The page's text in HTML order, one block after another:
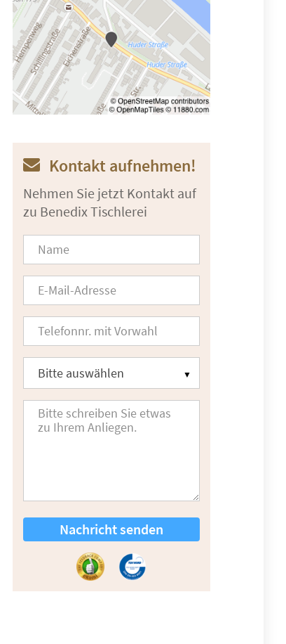
Kontakt aufnehmen!
Nehmen Sie jetzt Kontakt auf
zu Benedix Tischlerei
Nachricht senden